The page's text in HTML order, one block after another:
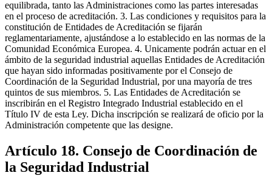
equilibrada, tanto las Administraciones como las partes interesadas
en el proceso de acreditación. 3. Las condiciones y requisitos para la
constitución de Entidades de Acreditación se fijarán
reglamentariamente, ajustándose a lo establecido en las normas de la
Comunidad Económica Europea. 4. Unicamente podrán actuar en el
ámbito de la seguridad industrial aquellas Entidades de Acreditación
que hayan sido informadas positivamente por el Consejo de
Coordinación de la Seguridad Industrial, por una mayoría de tres
quintos de sus miembros. 5. Las Entidades de Acreditación se
inscribirán en el Registro Integrado Industrial establecido en el
Título IV de esta Ley. Dicha inscripción se realizará de oficio por la
Administración competente que las designe.
Artículo 18. Consejo de Coordinación de
la Seguridad Industrial